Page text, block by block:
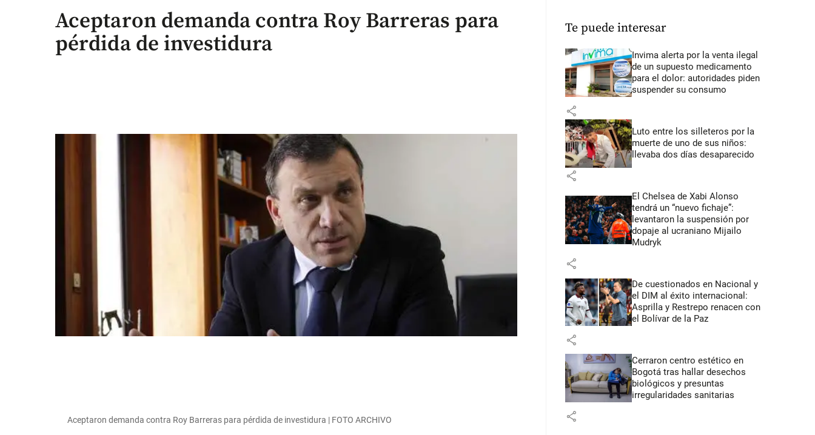
Aceptaron demanda contra Roy Barreras para
pérdida de investidura
Aceptaron demanda contra Roy Barreras para pérdida de investidura | FOTO ARCHIVO
Te puede interesar
Invima alerta por la venta ilegal
de un supuesto medicamento
para el dolor: autoridades piden
suspender su consumo
share
Luto entre los silleteros por la
muerte de uno de sus niños:
llevaba dos días desaparecido
share
El Chelsea de Xabi Alonso
tendrá un “nuevo fichaje”:
levantaron la suspensión por
dopaje al ucraniano Mijailo
Mudryk
share
De cuestionados en Nacional y
el DIM al éxito internacional:
Asprilla y Restrepo renacen con
el Bolívar de la Paz
share
Cerraron centro estético en
Bogotá tras hallar desechos
biológicos y presuntas
irregularidades sanitarias
share